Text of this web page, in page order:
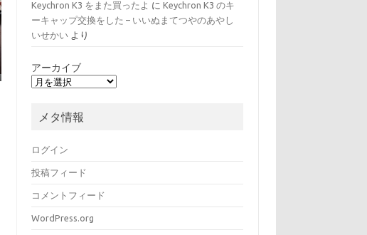
Keychron K3 をまた買ったよ にKeychron K3 のキ
ーキャップ交換をした – いいぬまてつやのあやし
いせかい より
アーカイブ
メタ情報
ログイン
投稿フィード
コメントフィード
WordPress.org